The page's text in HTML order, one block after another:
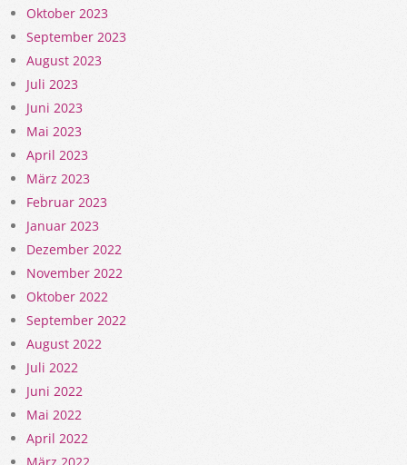
Oktober 2023
September 2023
August 2023
Juli 2023
Juni 2023
Mai 2023
April 2023
März 2023
Februar 2023
Januar 2023
Dezember 2022
November 2022
Oktober 2022
September 2022
August 2022
Juli 2022
Juni 2022
Mai 2022
April 2022